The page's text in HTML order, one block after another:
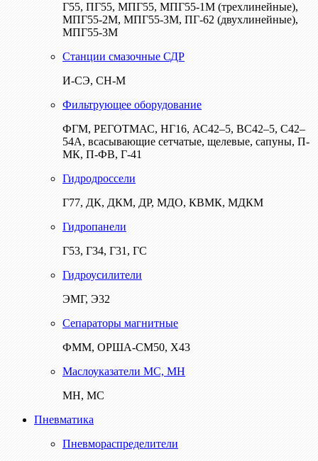
Г55, ПГ55, МПГ55, МПГ55-1М (трехлинейные),
МПГ55-2М, МПГ55-3М, ПГ-62 (двухлинейные),
МПГ55-3М
Станции смазочные СДР
И-СЭ, СН-М
Фильтрующее оборудование
ФГМ, РЕГОТМАС, НГ16, АС42–5, ВС42–5, С42–
54А, всасывающие сетчатые, щелевые, сапуны, П-
МК, П-ФВ, Г-41
Гидродроссели
Г77, ДК, ДКМ, ДР, МДО, КВМК, МДКМ
Гидропанели
Г53, Г34, Г31, ГС
Гидроусилители
ЭМГ, Э32
Сепараторы магнитные
ФММ, ОРША-СМ50, Х43
Маслоуказатели МС, МН
МН, МС
Пневматика
Пневмораспределители